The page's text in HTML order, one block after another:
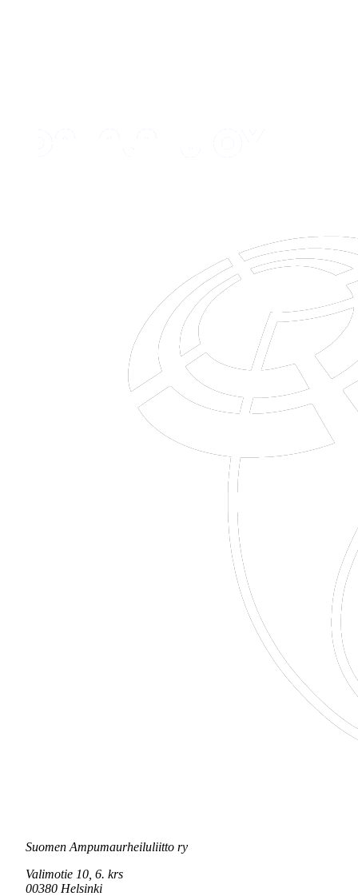
Suomen Ampumaurheiluliitto ry
Valimotie 10, 6. krs
00380 Helsinki